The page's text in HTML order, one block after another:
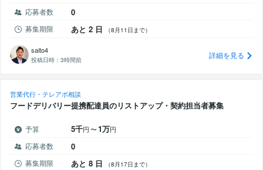
応募者数 0
募集期限 あと 2 日 （8月11日まで）
saito4
投稿日時： 3時間前 詳細を見る
営業代行・テレアポ相談
フードデリバリー提携配達員のリストアップ・契約担当者募集
予算 5千円〜1万円
応募者数 0
募集期限 あと 8 日 （8月17日まで）